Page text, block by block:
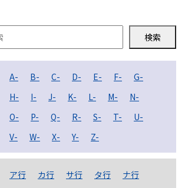
検索
A- B- C- D- E- F-
G-
H-
I- J- K- L- M-
N-
O-
P- Q- R- S- T-
U-
V-
W- X- Y- Z-
ア行 カ行 サ行 タ行
ナ行